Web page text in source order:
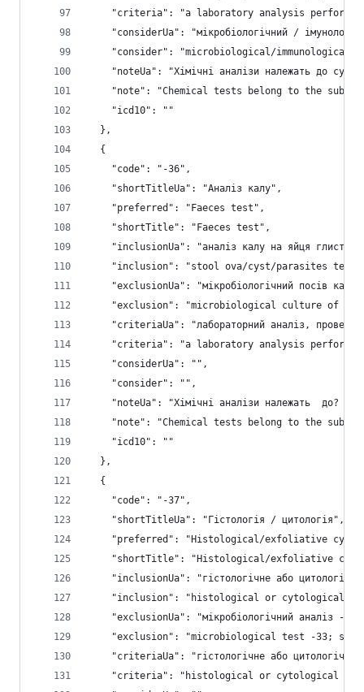
"criteria": "a laboratory analysis
"considerUa": "мікробіологічний /
"consider": "microbiological/immunological
"noteUa": "Хімічні аналізи належать до
"note": "Chemical tests belong to the
    "icd10": ""
  },
  {
    "code": "-36",
    "shortTitleUa": "Аналіз калу",
    "preferred": "Faeces test",
    "shortTitle": "Faeces test",
"inclusionUa": "аналіз калу на яйця
"inclusion": "stool ova/cyst/parasites
"exclusionUa": "мікробіологічний посів калу
"exclusion": "microbiological culture of
"criteriaUa": "лабораторний аналіз,
"criteria": "a laboratory analysis
    "considerUa": "",
    "consider": "",
"noteUa": "Хімічні аналізи належать  до?
"note": "Chemical tests belong to the
    "icd10": ""
  },
  {
    "code": "-37",
    "shortTitleUa": "Гістологія / цитологія",
"preferred": "Histological/exfoliative
"shortTitle": "Histological/exfoliative
"inclusionUa": "гістологічне або
"inclusion": "histological or cytological
"exclusionUa": "мікробіологічний аналіз -
"exclusion": "microbiological test -33;
"criteriaUa": "гістологічне або
"criteria": "histological or cytological